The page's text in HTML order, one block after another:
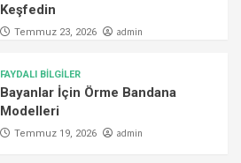
Keşfedin
Temmuz 23, 2026 admin
FAYDALI BİLGİLER
Bayanlar İçin Örme Bandana
Modelleri
Temmuz 19, 2026 admin